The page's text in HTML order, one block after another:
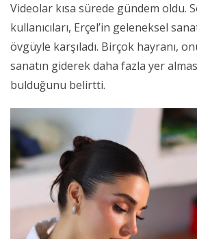
Videolar kısa sürede gündem oldu.
kullanıcıları, Erçel’in geleneksel
övgüyle karşıladı. Birçok hayranı,
sanatın giderek daha fazla yer
bulduğunu belirtti.